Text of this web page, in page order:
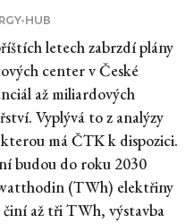
HUB
letech zabrzdí plány
center v České
až miliardových
Vyplývá to z analýzy
má ČTK k dispozici.
budou do roku 2030
(TWh) elektřiny
činí až tři TWh, výstavba